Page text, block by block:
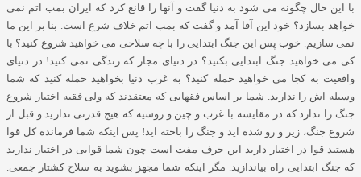
با این حال چگونه می شود به دنیا گفت و آنها را قانع کرد که ایران بمب اتم نمی
خواهد بسازد؟ خود این آقا آمد و گفت که بمب اتم خلاف شرع است بنا بر این ما
نمی سازیم
خوب پس این جنگ ابتدایی را با چه سلاحی می خواهید شروع کنید؟ با
کی می خواهید جنگ ابتدایی بکنید؟ در دنیای مجاز که زندگی نمی کنید ! در دنیای
واقعیت به کجا می خواهید حمله کنید؟ به غرب دنیا بخواهید حمله کنید که شما
وسیله اش را ندارید
شما بر اساس فقهایی که معتقدند که ولی فقیه اختیار شروع
جنگ را ندارد که در مقایسه با غرب و چین و روسیه که هیچ قدرتی ندارید و قبل از
شروع جنگ، زیر و رو شده اید و جنگ را باخته اید ! پس اینکه شما فرمانده کل قوا
هستید قوا در اختیار دارید این حرف مفت است چون شما قوایی در اختیار ندارید
که جنگ ابتدایی راه بیاندازید
مگر اینکه شما مجهز بشوید به سلاح کشتار جمعی